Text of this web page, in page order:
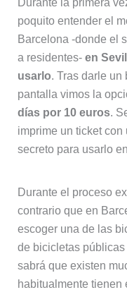
Durante la primera
poquito entender el
Barcelona -donde el
a residentes- en
usarlo. Tras darle un
pantalla vimos la
días por 10 euros.
imprime un ticket
secreto para usarlo
Durante el proceso
contrario que en
escoger una de las
de bicicletas
sabrá que existen
habitualmente tienen